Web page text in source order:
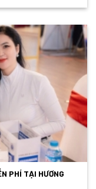
PHÍ TẠI HƯƠNG